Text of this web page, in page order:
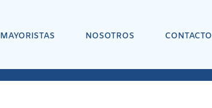
MAYORISTAS NOSOTROS CONTACTO